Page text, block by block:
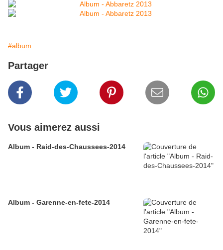
#album
Partager
Vous aimerez aussi
Album - Raid-des-Chaussees-2014
Album - Garenne-en-fete-2014